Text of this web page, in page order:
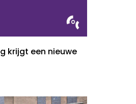
krijgt een nieuwe